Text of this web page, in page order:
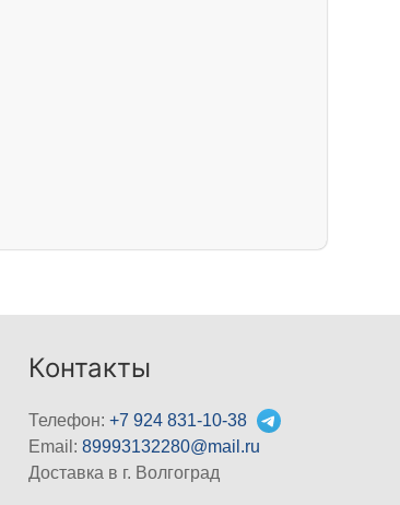
Контакты
Телефон:+7 924 831-10-38
Email:89993132280@mail.ru
Доставка в г. Волгоград